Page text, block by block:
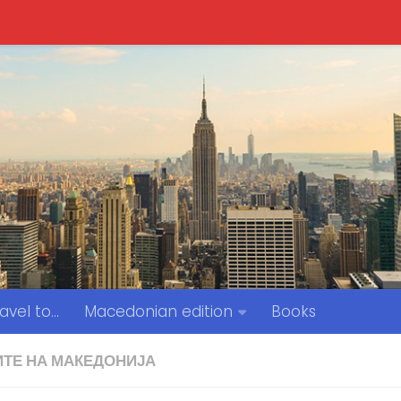
to… Macedonian edition Books
НА МАКЕДОНИЈА